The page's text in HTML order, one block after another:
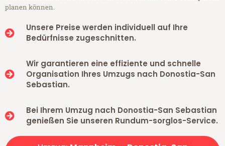
planen können.
Unsere Preise werden individuell auf Ihre
Bedürfnisse zugeschnitten.
Wir garantieren eine effiziente und schnelle
Organisation Ihres Umzugs nach Donostia-San
Sebastian.
Bei Ihrem Umzug nach Donostia-San Sebastian
genießen Sie unseren Rundum-sorglos-Service.